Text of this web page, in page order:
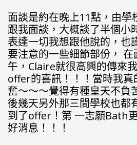
面談是約在晚上11點，由學
跟我面談，大概談了半個小
表達一切我想跟他說的，也
要注意的一些細節部份，
午，Claire就很高興的傳來
offer的喜訊！！！當時我真
奮～～～覺得有種皇天不負
後幾天另外那三間學校也都
到了offer！第 一志願Bath
好消息！！！